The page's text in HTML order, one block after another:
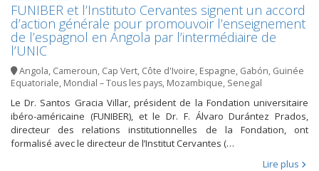
FUNIBER et l’Instituto Cervantes signent un accord
d’action générale pour promouvoir l’enseignement
de l’espagnol en Angola par l’intermédiaire de
l’UNIC
Angola, Cameroun, Cap Vert, Côte d'Ivoire, Espagne, Gabón, Guinée
Equatoriale, Mondial – Tous les pays, Mozambique, Senegal
Le Dr. Santos Gracia Villar, président de la Fondation universitaire
ibéro-américaine (FUNIBER), et le Dr. F. Álvaro Durántez Prados,
directeur des relations institutionnelles de la Fondation, ont
formalisé avec le directeur de l’Institut Cervantes (…
Lire plus